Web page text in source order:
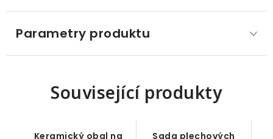
Parametry produktu
Související produkty
Keramický obal na
Sada plechových